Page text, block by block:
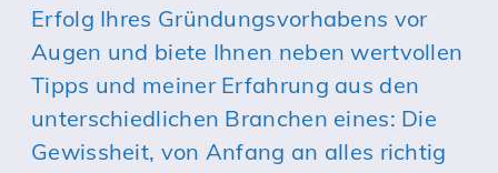
Erfolg Ihres Gründungsvorhabens vor
Augen und biete Ihnen neben wertvollen
Tipps und meiner Erfahrung aus den
unterschiedlichen Branchen eines: Die
Gewissheit, von Anfang an alles richtig